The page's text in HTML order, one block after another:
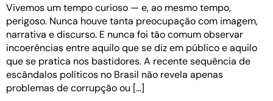
Vivemos um tempo curioso — e, ao mesmo tempo,
perigoso. Nunca houve tanta preocupação com imagem,
narrativa e discurso. E nunca foi tão comum observar
incoerências entre aquilo que se diz em público e aquilo
que se pratica nos bastidores. A recente sequência de
escândalos políticos no Brasil não revela apenas
problemas de corrupção ou […]